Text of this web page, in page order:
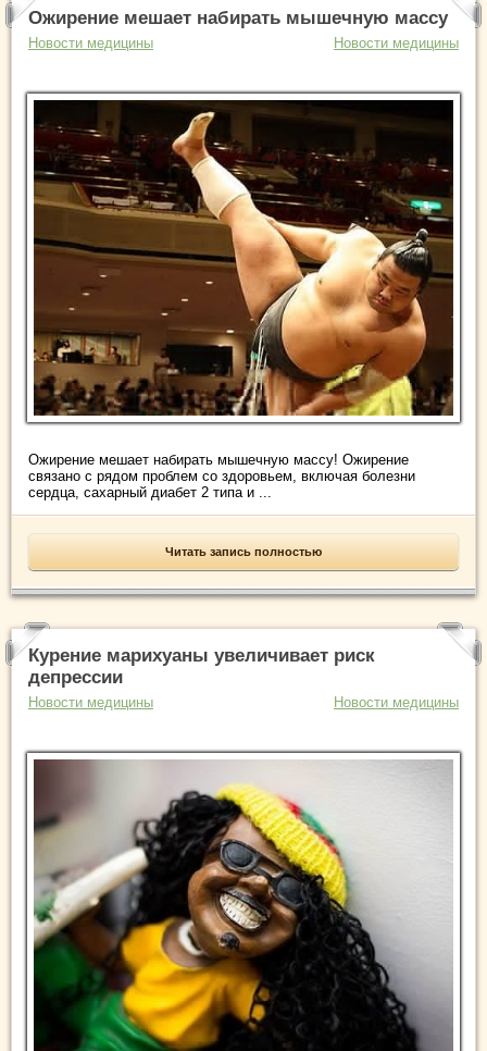
Ожирение мешает набирать мышечную массу
Новости медицины Новости медицины
Ожирение мешает набирать мышечную массу! Ожирение
связано с рядом проблем со здоровьем, включая болезни
сердца, сахарный диабет 2 типа и ...
Читать запись полностью
Курение марихуаны увеличивает риск
депрессии
Новости медицины Новости медицины